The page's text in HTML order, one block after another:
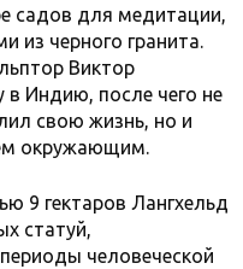
садов для медитации,
из черного гранита.
Виктор
в Индию, после чего не
свою жизнь, но и
окружающим.
9 гектаров Лангхельд
статуй,
человеческой